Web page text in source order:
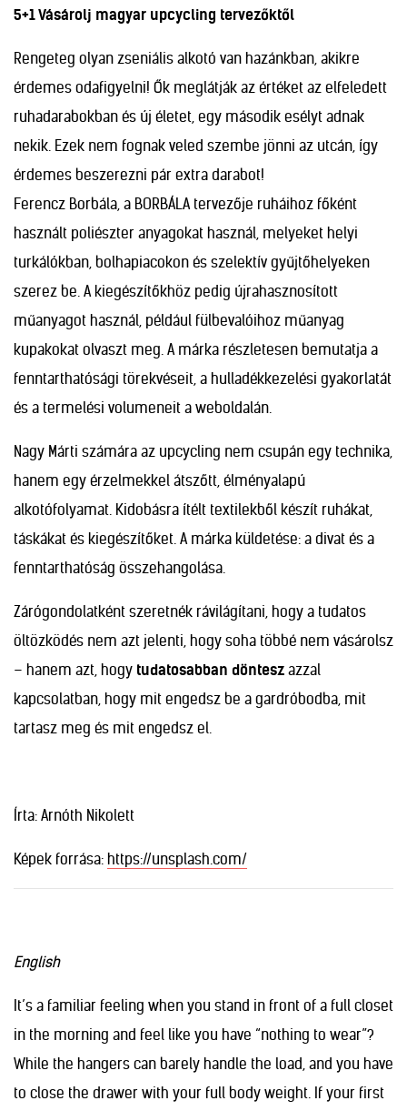
5+1 Vásárolj magyar upcycling tervezőktől
Rengeteg olyan zseniális alkotó van hazánkban, akikre
érdemes odafigyelni! Ők meglátják az értéket az elfeledett
ruhadarabokban és új életet, egy második esélyt adnak
nekik. Ezek nem fognak veled szembe jönni az utcán, így
érdemes beszerezni pár extra darabot!
Ferencz Borbála, a BORBÁLA tervezője ruháihoz főként
használt poliészter anyagokat használ, melyeket helyi
turkálókban, bolhapiacokon és szelektív gyűjtőhelyeken
szerez be. A kiegészítőkhöz pedig újrahasznosított
műanyagot használ, például fülbevalóihoz műanyag
kupakokat olvaszt meg. A márka részletesen bemutatja a
fenntarthatósági törekvéseit, a hulladékkezelési gyakorlatát
és a termelési volumeneit a weboldalán.
Nagy Márti számára az upcycling nem csupán egy technika,
hanem egy érzelmekkel átszőtt, élményalapú
alkotófolyamat. Kidobásra ítélt textilekből készít ruhákat,
táskákat és kiegészítőket. A márka küldetése: a divat és a
fenntarthatóság összehangolása.
Zárógondolatként szeretnék rávilágítani, hogy a tudatos
öltözködés nem azt jelenti, hogy soha többé nem vásárolsz
– hanem azt, hogy tudatosabban döntesz azzal
kapcsolatban, hogy mit engedsz be a gardróbodba, mit
tartasz meg és mit engedsz el.
Írta: Arnóth Nikolett
Képek forrása: https://unsplash.com/
English
It’s a familiar feeling when you stand in front of a full closet
in the morning and feel like you have “nothing to wear”?
While the hangers can barely handle the load, and you have
to close the drawer with your full body weight. If your first